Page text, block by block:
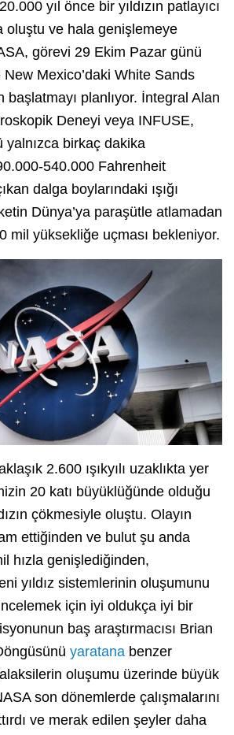
yıl önce bir yıldızın patlayıcı
oluştu ve hala genişlemeye
görevi 29 Ekim Pazar günü
New Mexico’daki White Sands
başlatmayı planlıyor. İntegral Alan
Deneyi veya INFUSE,
yalnızca birkaç dakika
540.000 Fahrenheit
dalga boylarındaki ışığı
Dünya’ya paraşütle atlamadan
mil yüksekliğe uçması bekleniyor.
2.600 ışıkyılı uzaklıkta yer
20 katı büyüklüğünde olduğu
çökmesiyle oluştu. Olayın
ettiğinden ve bulut şu anda
hızla genişlediğinden,
yıldız sistemlerinin oluşumunu
için iyi oldukça iyi bir
baş araştırmacısı Brian
yaratana benzer
oluşumu üzerinde büyük
son dönemlerde çalışmalarını
ve merak edilen şeyler daha